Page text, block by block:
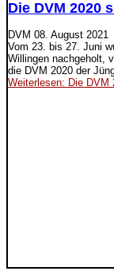
Die DVM 2020
DVM 08. August 2021
Vom 23. bis 27. Juni
Willingen nachgeholt,
die DVM 2020 der
Weiterlesen: Die DVM